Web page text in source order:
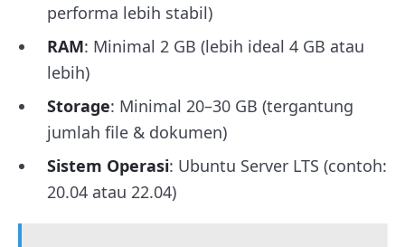
performa lebih stabil)
RAM: Minimal 2 GB (lebih ideal 4 GB atau
lebih)
Storage: Minimal 20–30 GB (tergantung
jumlah file & dokumen)
Sistem Operasi: Ubuntu Server LTS (contoh:
20.04 atau 22.04)